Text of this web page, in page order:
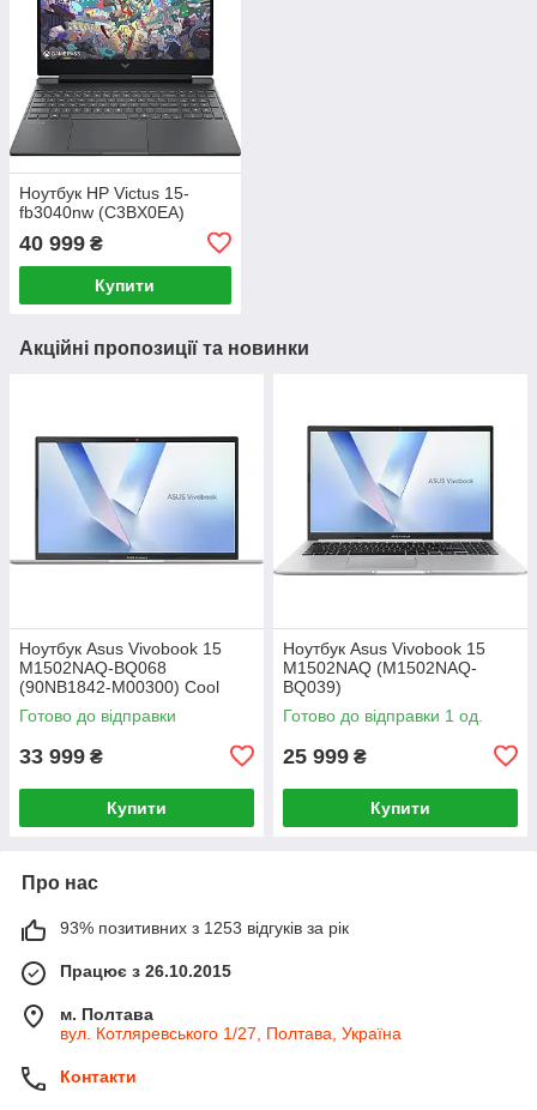
Ноутбук HP Victus 15-
fb3040nw (C3BX0EA)
40 999 ₴
Купити
Акційні пропозиції та новинки
Ноутбук Asus Vivobook 15
M1502NAQ-BQ068
(90NB1842-M00300) Cool
Silver
Готово до відправки
33 999 ₴
Купити
Ноутбук Asus Vivobook 15
M1502NAQ (M1502NAQ-
BQ039)
Готово до відправки 1 од.
25 999 ₴
Купити
Про нас
93% позитивних з 1253 відгуків за рік
Працює з 26.10.2015
м. Полтава
вул. Котляревського 1/27, Полтава, Україна
Контакти